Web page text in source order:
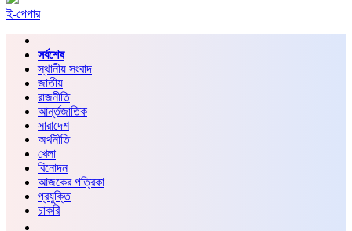
ই-পেপার
সর্বশেষ
স্থানীয় সংবাদ
জাতীয়
রাজনীতি
আর্ন্তজাতিক
সারাদেশ
অর্থনীতি
খেলা
বিনোদন
আজকের পত্রিকা
প্রযুক্তি
চাকরি